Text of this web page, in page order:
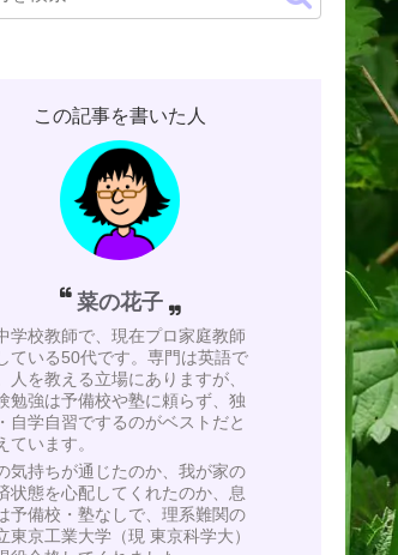
この記事を書いた人
菜の花子
学校教師で、現在プロ家庭教師
ている50代です。専門は英語で
人を教える立場にありますが、
勉強は予備校や塾に頼らず、独
自学自習でするのがベストだと
ています。
気持ちが通じたのか、我が家の
状態を心配してくれたのか、息
予備校・塾なしで、理系難関の
東京工業大学（現 東京科学大）